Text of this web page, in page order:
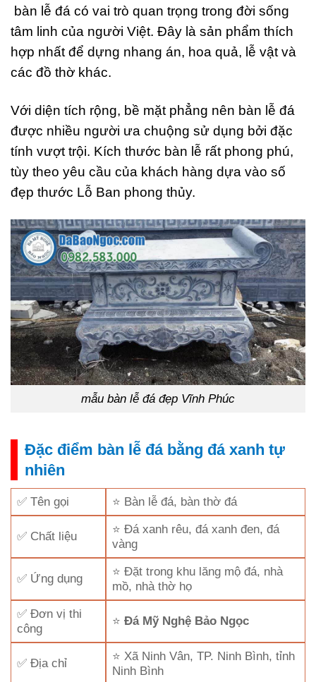
bàn lễ đá có vai trò quan trọng trong đời sống
tâm linh của người Việt. Đây là sản phẩm thích
hợp nhất để dựng nhang án, hoa quả, lễ vật và
các đồ thờ khác.
Với diện tích rộng, bề mặt phẳng nên bàn lễ đá
được nhiều người ưa chuộng sử dụng bởi đặc
tính vượt trội. Kích thước bàn lễ rất phong phú,
tùy theo yêu cầu của khách hàng dựa vào số
đẹp thước Lỗ Ban phong thủy.
mẫu bàn lễ đá đẹp Vĩnh Phúc
Đặc điểm bàn lễ đá bằng đá xanh tự
nhiên
✅ Tên gọi ⭐ Bàn lễ đá, bàn thờ đá
✅ Chất liệu
⭐ Đá xanh rêu, đá xanh đen, đá
vàng
✅ Ứng dụng
⭐ Đặt trong khu lăng mộ đá, nhà
mồ, nhà thờ họ
✅ Đơn vị thi
công
⭐Đá Mỹ Nghệ Bảo Ngọc
✅ Địa chỉ
⭐ Xã Ninh Vân, TP. Ninh Bình, tỉnh
Ninh Bình